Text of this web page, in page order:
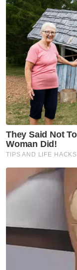
Hukuman ini
Namun, ia
terhadap
dalam
ditangkap
Tinjauan
mengatakan
atau sangat
perdagangan
ekonomi,
peruncitan
Artikel
Stor vape
Kemunculan
diharamkan
Sindiket